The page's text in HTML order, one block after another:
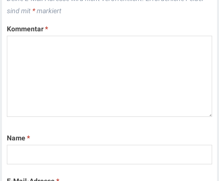
sind mit *markiert
Kommentar*
Name*